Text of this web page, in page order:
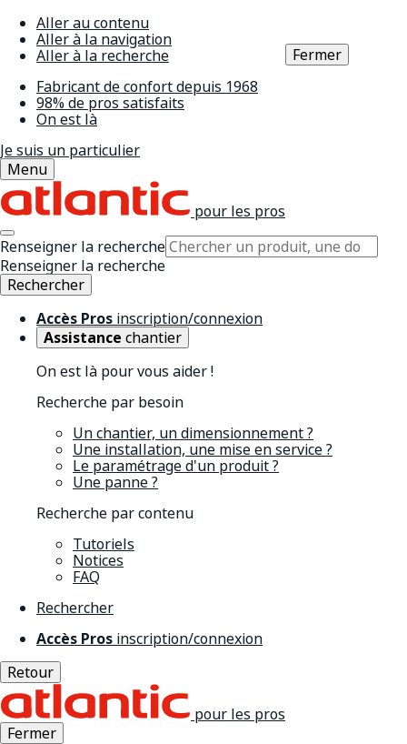
Aller au contenu
Aller à la navigation
Aller à la recherche
Fabricant de confort depuis 1968
98% de pros satisfaits
On est là
Je suis un particulier
Menu
pour les pros
Renseigner la recherche
Renseigner la recherche
Rechercher
Accès Pros inscription/connexion
Assistance chantier
On est là pour vous aider !
Recherche par besoin
Un chantier, un dimensionnement ?
Une installation, une mise en service ?
Le paramétrage d'un produit ?
Une panne ?
Recherche par contenu
Tutoriels
Notices
FAQ
Rechercher
Accès Pros inscription/connexion
Retour
pour les pros
Fermer
Fermer